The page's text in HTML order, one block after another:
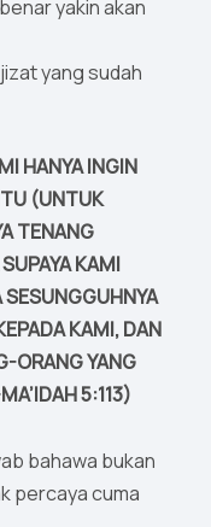
yakin akan
yang sudah
HANYA INGIN
(UNTUK
TENANG
KAMI
SESUNGGUHNYA
KAMI, DAN
ORANG YANG
5:113)
bahawa bukan
percaya cuma